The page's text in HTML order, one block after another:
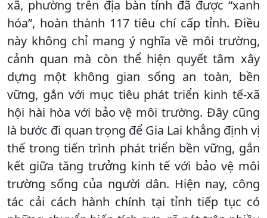
xã, phường trên địa bàn tỉnh đã được “xanh
hóa”, hoàn thành 117 tiêu chí cấp tỉnh. Điều
này không chỉ mang ý nghĩa về môi trường,
cảnh quan mà còn thể hiện quyết tâm xây
dựng một không gian sống an toàn, bền
vững, gắn với mục tiêu phát triển kinh tế-xã
hội hài hòa với bảo vệ môi trường. Đây cũng
là bước đi quan trọng để Gia Lai khẳng định vị
thế trong tiến trình phát triển bền vững, gắn
kết giữa tăng trưởng kinh tế với bảo vệ môi
trường sống của người dân. Hiện nay, công
tác cải cách hành chính tại tỉnh tiếp tục có